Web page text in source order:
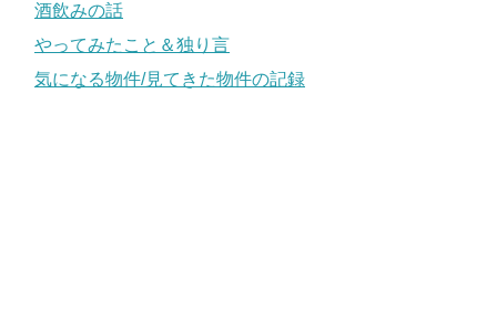
酒飲みの話
やってみたこと＆独り言
気になる物件/見てきた物件の記録